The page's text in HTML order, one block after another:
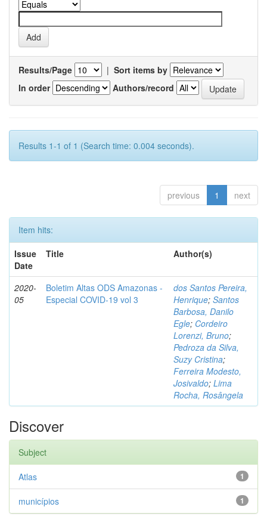
Results/Page | Sort items by
In order
Authors/record
Results 1-1 of 1 (Search time: 0.004 seconds).
previous 1 next
Item hits:
Issue
Date
Title Author(s)
2020-
05
Boletim Altas ODS Amazonas -
Especial COVID-19 vol 3
dos Santos Pereira,
Henrique; Santos
Barbosa, Danilo
Egle; Cordeiro
Lorenzi, Bruno;
Pedroza da Silva,
Suzy Cristina;
Ferreira Modesto,
Josivaldo; Lima
Rocha, Rosângela
Discover
Subject
1
Atlas
1
municípios